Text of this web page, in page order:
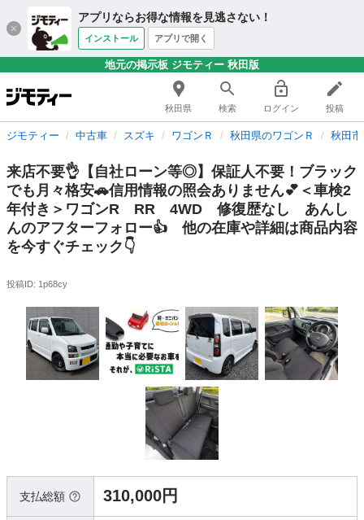
アプリならお得な情報を見逃さない！
インストール アプリで開く
地元の掲示板 ジモティー 秋田版
秋田県 検索 ログイン 投稿
ジモティー 中古車 スズキ ワゴンＲ 秋田県のワゴンＲ 秋田
来店不要👌【自社ローン等◎】保証人不要！ブラック
でも月々格安🚗信用情報の照会ありません💕＜車検2
年付き＞ワゴンR RR 4WD 修復歴なし あんし
んのアフターフォロー👍 他の在庫や詳細は商品内容
を今すぐチェック👇
投稿ID: 1p68cy
支払総額 310,000円